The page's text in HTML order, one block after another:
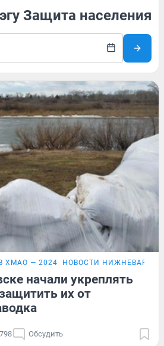
Защита населения
ХМАО — 2024 НОВОСТИ
начали укреплять
их от
Обсудить